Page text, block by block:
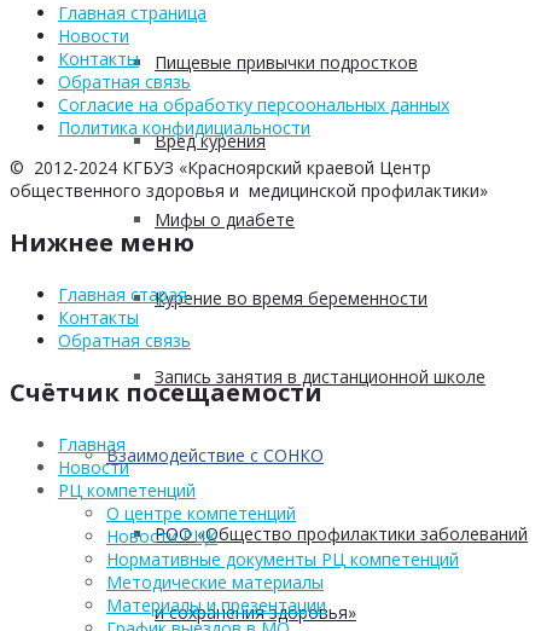
Пищевые привычки подростков
Вред курения
Мифы о диабете
Курение во время беременности
Запись занятия в дистанционной школе
Взаимодействие с СОНКО
РОО «Общество профилактики заболеваний
и сохранения здоровья»
Главная страница
Новости
Контакты
Обратная связь
Согласие на обработку персоональных данных
Политика конфидициальности
© 2012-2024 КГБУЗ «Красноярский краевой Центр
общественного здоровья и медицинской профилактики»
Нижнее меню
Главная старая
Контакты
Обратная связь
Счётчик посещаемости
Главная
Новости
РЦ компетенций
О центре компетенций
Новости РЦК
Нормативные документы РЦ компетенций
Методические материалы
Материалы и презентации